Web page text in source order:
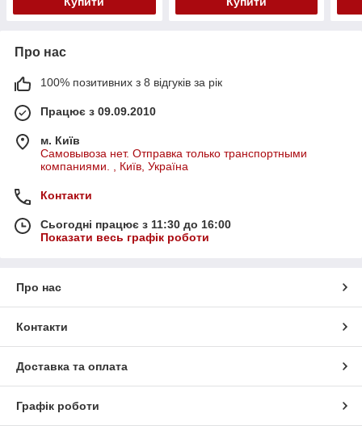
Про нас
100% позитивних з 8 відгуків за рік
Працює з 09.09.2010
м. Київ
Самовывоза нет. Отправка только транспортными
компаниями. , Київ, Україна
Контакти
Сьогодні працює з 11:30 до 16:00
Показати весь графік роботи
Про нас
Контакти
Доставка та оплата
Графік роботи